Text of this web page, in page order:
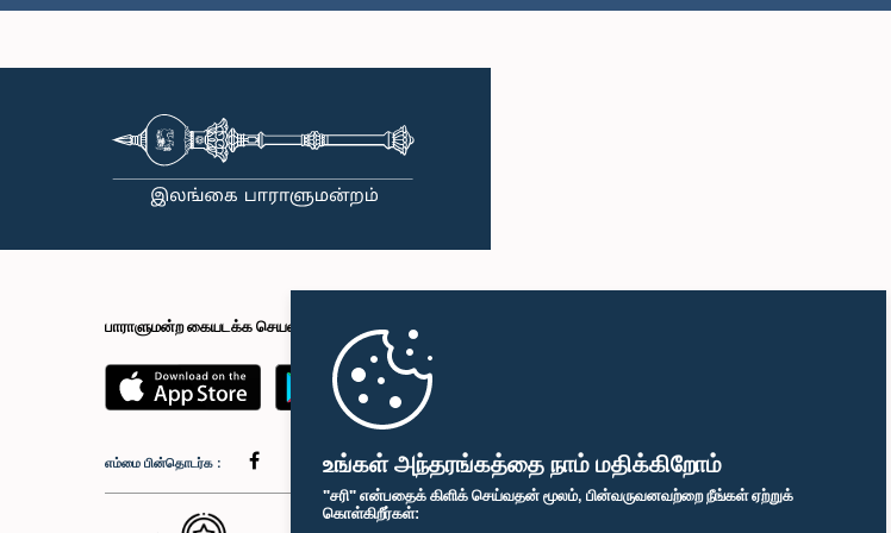
உங்கள் அந்தரங்கத்தை நாம் மதிக்கிறோம்
"சரி" என்பதைக் கிளிக் செய்வதன் மூலம், பின்வருவனவற்றை நீங்கள் ஏற்றுக்
கொள்கிறீர்கள்:
பாராளுமன்ற கையடக்க செயலி
எம்மை பின்தொடர்க :